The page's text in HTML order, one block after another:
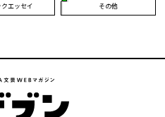
エッセイ その他